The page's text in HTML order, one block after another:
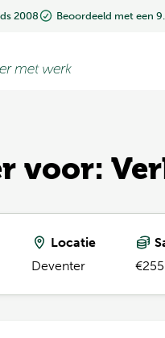
2008 Beoordeeld met een
2008 Beoordeeld met een
voor:
Locatie
Deventer